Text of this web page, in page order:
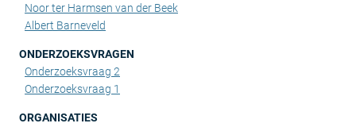
Noor ter Harmsen van der Beek
Albert Barneveld
ONDERZOEKSVRAGEN
Onderzoeksvraag 2
Onderzoeksvraag 1
ORGANISATIES